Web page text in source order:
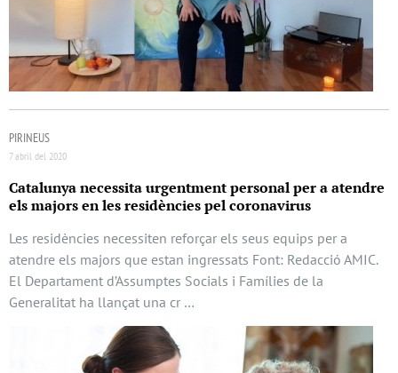
PIRINEUS
7 abril del 2020
Catalunya necessita urgentment personal per a atendre
els majors en les residències pel coronavirus
Les residències necessiten reforçar els seus equips per a
atendre els majors que estan ingressats Font: Redacció AMIC.
El Departament d’Assumptes Socials i Famílies de la
Generalitat ha llançat una cr …